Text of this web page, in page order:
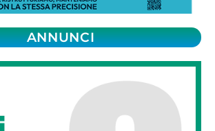
ANNUNCI